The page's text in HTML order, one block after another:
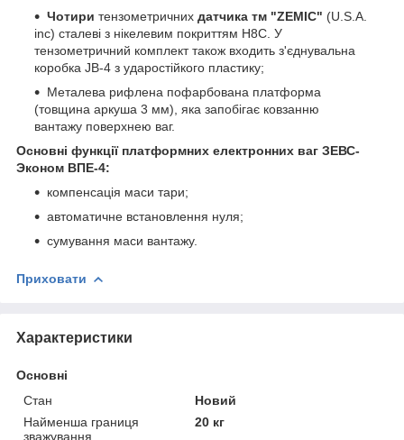
Чотири тензометричних датчика тм "ZEMIC" (U.S.A.
inc) сталеві з нікелевим покриттям Н8С. У
тензометричний комплект також входить з'єднувальна
коробка JB-4 з ударостійкого пластику;
Металева рифлена пофарбована платформа
(товщина аркуша 3 мм), яка запобігає ковзанню
вантажу поверхнею ваг.
Основні функції платформних електронних ваг ЗЕВС-
Эконом ВПЕ-4:
компенсація маси тари;
автоматичне встановлення нуля;
сумування маси вантажу.
Приховати
Характеристики
Основні
Стан
Новий
Найменша границя
зважування
20 кг